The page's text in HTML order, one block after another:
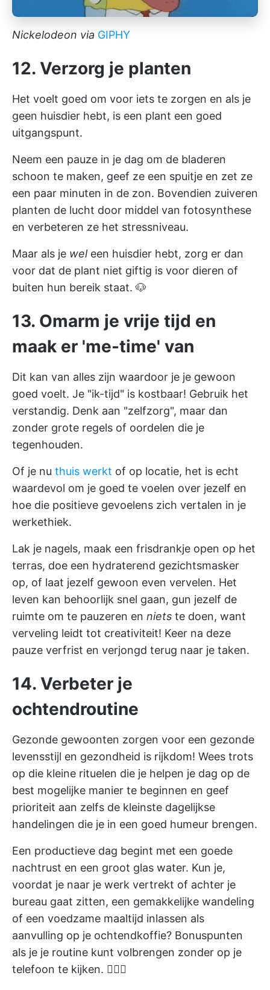
Nickelodeon via GIPHY
12. Verzorg je planten
Het voelt goed om voor iets te zorgen en als je
geen huisdier hebt, is een plant een goed
uitgangspunt.
Neem een pauze in je dag om de bladeren
schoon te maken, geef ze een spuitje en zet ze
een paar minuten in de zon. Bovendien zuiveren
planten de lucht door middel van fotosynthese
en verbeteren ze het stressniveau.
Maar als je weleen huisdier hebt, zorg er dan
voor dat de plant niet giftig is voor dieren of
buiten hun bereik staat. 🐶
13. Omarm je vrije tijd en
maak er 'me-time' van
Dit kan van alles zijn waardoor je je gewoon
goed voelt. Je "ik-tijd" is kostbaar! Gebruik het
verstandig. Denk aan "zelfzorg", maar dan
zonder grote regels of oordelen die je
tegenhouden.
Of je nu thuis werkt of op locatie, het is echt
waardevol om je goed te voelen over jezelf en
hoe die positieve gevoelens zich vertalen in je
werkethiek.
Lak je nagels, maak een frisdrankje open op het
terras, doe een hydraterend gezichtsmasker
op, of laat jezelf gewoon even vervelen. Het
leven kan behoorlijk snel gaan, gun jezelf de
ruimte om te pauzeren en niets te doen, want
verveling leidt tot creativiteit! Keer na deze
pauze verfrist en verjongd terug naar je taken.
14. Verbeter je
ochtendroutine
Gezonde gewoonten zorgen voor een gezonde
levensstijl en gezondheid is rijkdom! Wees trots
op die kleine rituelen die je helpen je dag op de
best mogelijke manier te beginnen en geef
prioriteit aan zelfs de kleinste dagelijkse
handelingen die je in een goed humeur brengen.
Een productieve dag begint met een goede
nachtrust en een groot glas water. Kun je,
voordat je naar je werk vertrekt of achter je
bureau gaat zitten, een gemakkelijke wandeling
of een voedzame maaltijd inlassen als
aanvulling op je ochtendkoffie? Bonuspunten
als je je routine kunt volbrengen zonder op je
telefoon te kijken. 🧖🏼‍♀️